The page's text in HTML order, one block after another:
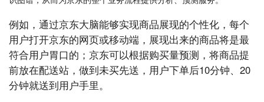
例如，通过京东大脑能够实现商品展现的个性化，每个
用户打开京东的网页或移动端，展现出来的商品将是最
符合用户胃口的；京东可以根据购买量预测，将商品提
前放在配送站，做到未买先送，用户下单后10分钟、20
分钟就送到用户手里。